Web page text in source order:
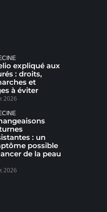
expliqué aux
: droits,
et
à éviter
2026
: un
possible
de la peau
2026